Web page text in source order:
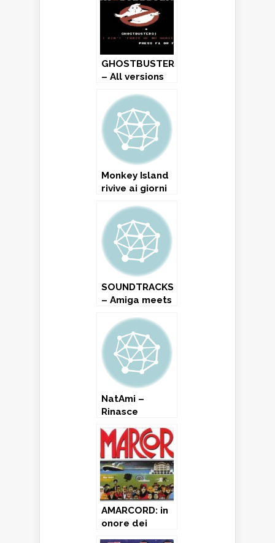
GHOSTBUSTERS
– All versions
Monkey Island
rivive ai giorni
SOUNDTRACKS
– Amiga meets
NatAmi –
Rinasce
davvero
stavolta!
AMARCORD: in
onore dei